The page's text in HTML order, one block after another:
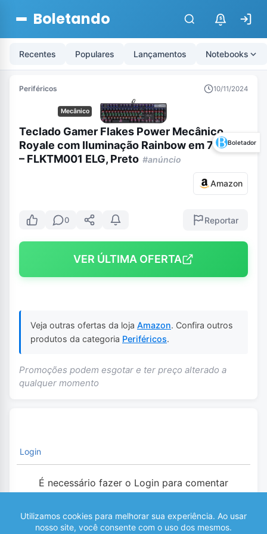
Boletando $
Recentes Populares Lançamentos Notebooks
Periféricos 10/11/2024
Mecânico
Boletador
Teclado Gamer Flakes Power Mecânico
Royale com Iluminação Rainbow em 7 cores
– FLKTM001 ELG, Preto #anúncio
Amazon
0 Reportar
VER ÚLTIMA OFERTA
Veja outras ofertas da loja Amazon. Confira outros
produtos da categoria Periféricos.
Promoções podem esgotar e ter preço alterado a
qualquer momento
Login
É necessário fazer o Login para comentar
0COMENTÁRIOS